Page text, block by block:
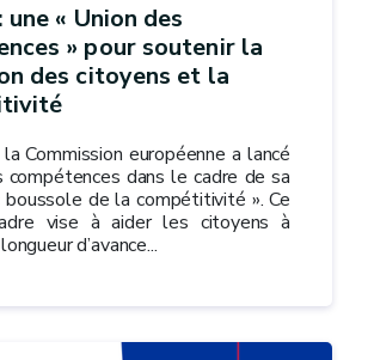
une « Union des
» pour soutenir la
des citoyens et la
Commission européenne a lancé
compétences dans le cadre de sa
de la compétitivité ». Ce
vise à aider les citoyens à
d’avance...